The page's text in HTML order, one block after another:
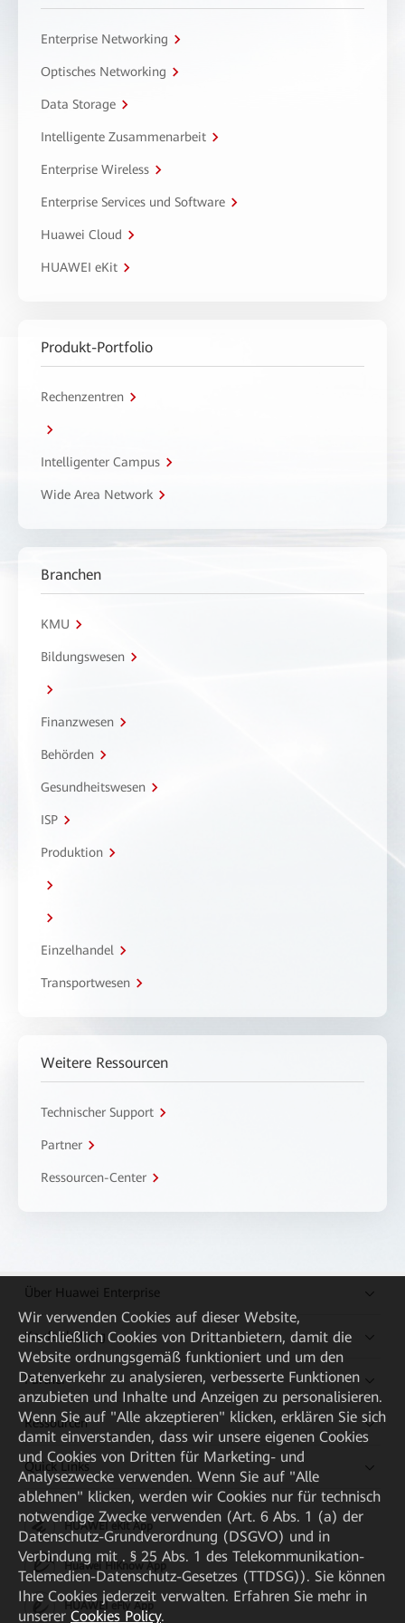
Enterprise Networking
Optisches Networking
Data Storage
Intelligente Zusammenarbeit
Enterprise Wireless
Enterprise Services und Software
Huawei Cloud
HUAWEI eKit
Produkt-Portfolio
Rechenzentren
Intelligenter Campus
Wide Area Network
Branchen
KMU
Bildungswesen
Finanzwesen
Behörden
Gesundheitswesen
ISP
Produktion
Einzelhandel
Transportwesen
Weitere Ressourcen
Technischer Support
Partner
Ressourcen-Center
Über Huawei Enterprise
Kaufanleitung
Partner
Ressourcen
Quick Links
HUAWEI eKit App
Huawei HiKnow App
HUAWEI eFly App
Wir verwenden Cookies auf dieser Website,
einschließlich Cookies von Drittanbietern, damit die
Website ordnungsgemäß funktioniert und um den
Datenverkehr zu analysieren, verbesserte Funktionen
anzubieten und Inhalte und Anzeigen zu personalisieren.
Wenn Sie auf "Alle akzeptieren" klicken, erklären Sie sich
damit einverstanden, dass wir unsere eigenen Cookies
und Cookies von Dritten für Marketing- und
Analysezwecke verwenden. Wenn Sie auf "Alle
ablehnen" klicken, werden wir Cookies nur für technisch
notwendige Zwecke verwenden (Art. 6 Abs. 1 (a) der
Datenschutz-Grundverordnung (DSGVO) und in
Verbindung mit . § 25 Abs. 1 des Telekommunikation-
Telemedien-Datenschutz-Gesetzes (TTDSG)). Sie können
Ihre Cookies jederzeit verwalten. Erfahren Sie mehr in
unserer Cookies Policy.